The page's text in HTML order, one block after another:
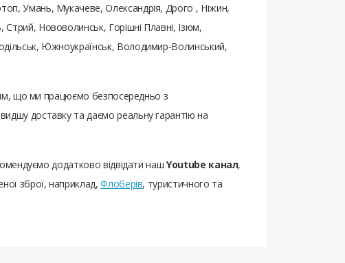
Умань, Мукачеве, Олександрія, Дрого , Ніжин,
Нововолинськ, Горішні Плавні, Ізюм,
Южноукраїнськ, Володимир-Волинський,
що ми працюємо безпосередньо з
доставку та даємо реальну гарантію на
додатково відвідати нашYoutube канал,
зброї, наприклад,Флоберів, туристичного та